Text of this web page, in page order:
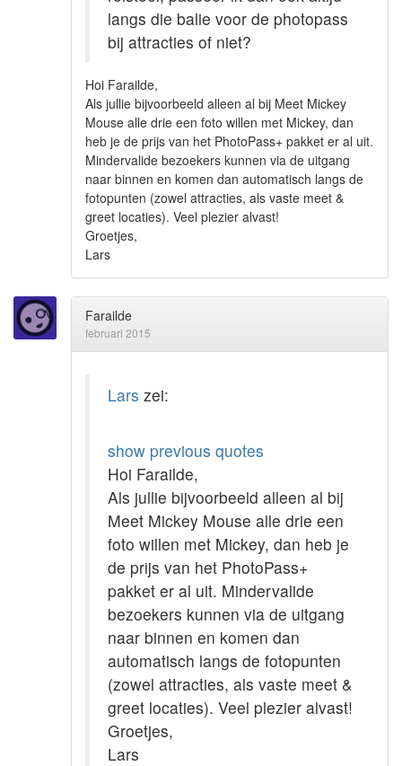
langs die balie voor de photopass
bij attracties of niet?
Hoi Farailde,
Als jullie bijvoorbeeld alleen al bij Meet Mickey
Mouse alle drie een foto willen met Mickey, dan
heb je de prijs van het PhotoPass+ pakket er al uit.
Mindervalide bezoekers kunnen via de uitgang
naar binnen en komen dan automatisch langs de
fotopunten (zowel attracties, als vaste meet &
greet locaties). Veel plezier alvast!
Groetjes,
Lars
Farailde
februari 2015
Lars zei:
show previous quotes
Hoi Farailde,
Als jullie bijvoorbeeld alleen al bij
Meet Mickey Mouse alle drie een
foto willen met Mickey, dan heb je
de prijs van het PhotoPass+
pakket er al uit. Mindervalide
bezoekers kunnen via de uitgang
naar binnen en komen dan
automatisch langs de fotopunten
(zowel attracties, als vaste meet &
greet locaties). Veel plezier alvast!
Groetjes,
Lars